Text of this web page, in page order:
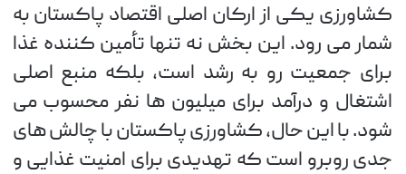
کشاورزی یکی از ارکان اصلی اقتصاد پاکستان به
شمار می رود. این بخش نه تنها تأمین کننده غذا
برای جمعیت رو به رشد است، بلکه منبع اصلی
اشتغال و درآمد برای میلیون ها نفر محسوب می
شود. با این حال، کشاورزی پاکستان با چالش های
جدی روبرو است که تهدیدی برای امنیت غذایی و